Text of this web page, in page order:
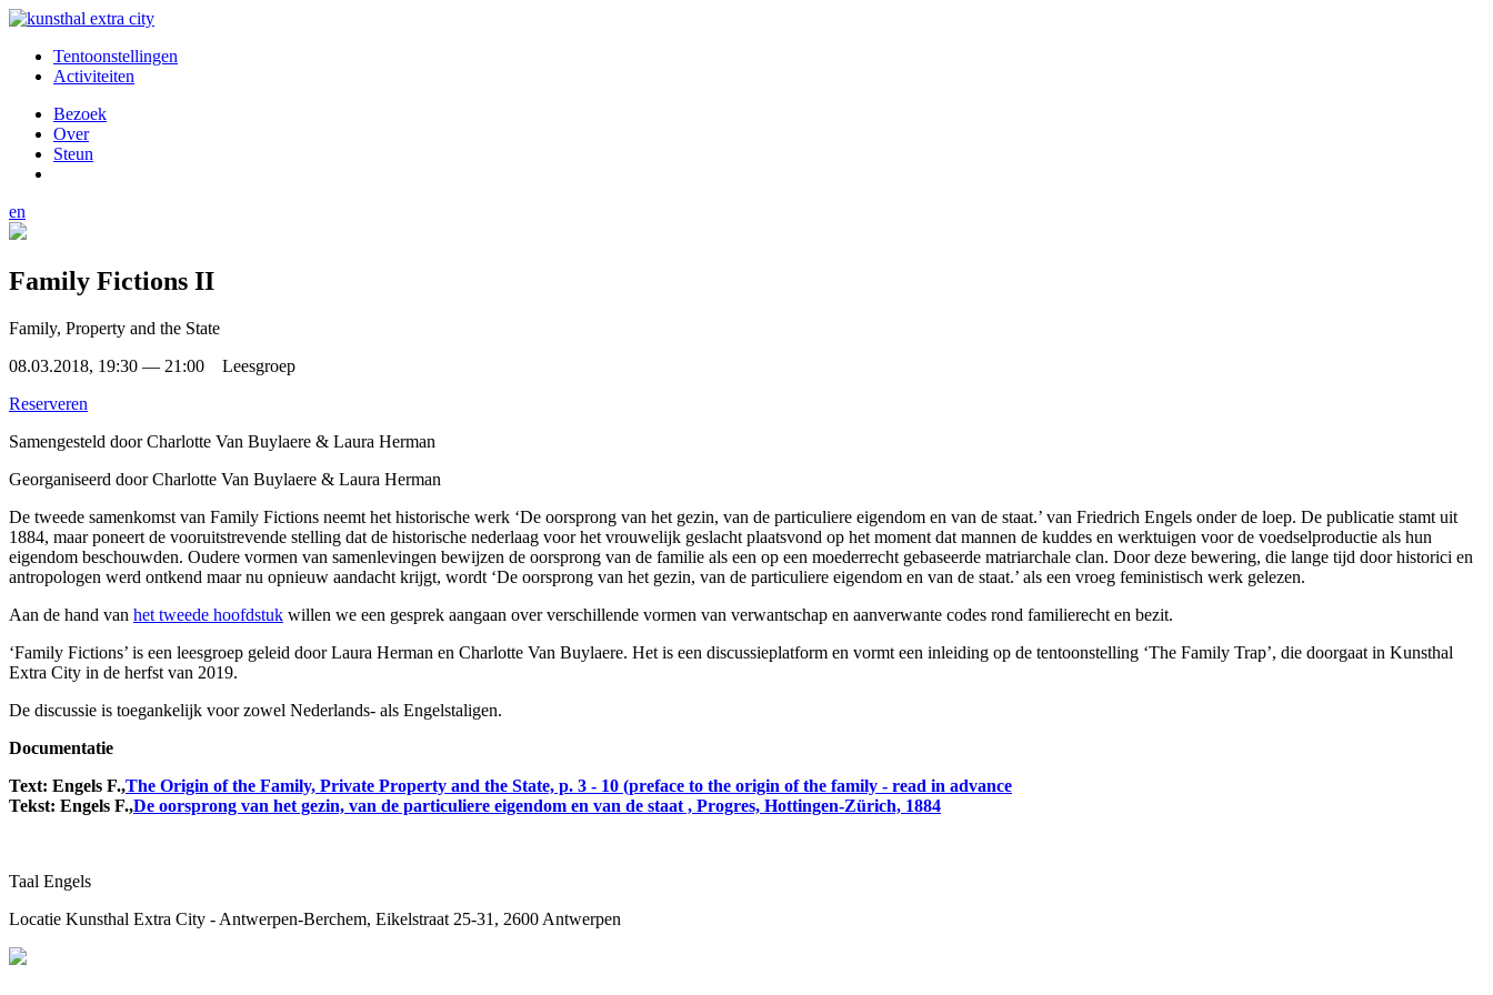
Tentoonstellingen
Activiteiten
Bezoek
Over
Steun
en
Family Fictions II
Family, Property and the State
08.03.2018, 19:30 — 21:00 Leesgroep
Reserveren
Samengesteld door Charlotte Van Buylaere & Laura Herman
Georganiseerd door Charlotte Van Buylaere & Laura Herman
De tweede samenkomst van Family Fictions neemt het historische werk ‘De oorsprong van het gezin, van de particuliere eigendom en van de staat.’ van Friedrich Engels onder de loep. De publicatie stamt uit
1884, maar poneert de vooruitstrevende stelling dat de historische nederlaag voor het vrouwelijk geslacht plaatsvond op het moment dat mannen de kuddes en werktuigen voor de voedselproductie als hun
eigendom beschouwden. Oudere vormen van samenlevingen bewijzen de oorsprong van de familie als een op een moederrecht gebaseerde matriarchale clan. Door deze bewering, die lange tijd door historici en
antropologen werd ontkend maar nu opnieuw aandacht krijgt, wordt ‘De oorsprong van het gezin, van de particuliere eigendom en van de staat.’ als een vroeg feministisch werk gelezen.
Aan de hand van het tweede hoofdstuk willen we een gesprek aangaan over verschillende vormen van verwantschap en aanverwante codes rond familierecht en bezit.
‘Family Fictions’ is een leesgroep geleid door Laura Herman en Charlotte Van Buylaere. Het is een discussieplatform en vormt een inleiding op de tentoonstelling ‘The Family Trap’, die doorgaat in Kunsthal
Extra City in de herfst van 2019.
De discussie is toegankelijk voor zowel Nederlands- als Engelstaligen.
Documentatie
Text: Engels F.,The Origin of the Family, Private Property and the State, p. 3 - 10 (preface to the origin of the family - read in advance
Tekst: Engels F.,De oorsprong van het gezin, van de particuliere eigendom en van de staat , Progres, Hottingen-Zürich, 1884
Taal Engels
Locatie Kunsthal Extra City - Antwerpen-Berchem, Eikelstraat 25-31, 2600 Antwerpen